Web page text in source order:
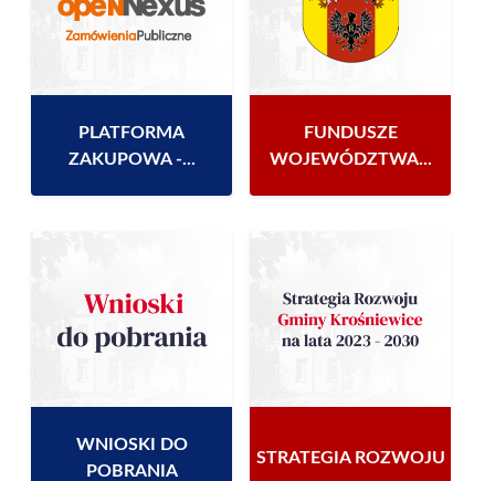
PLATFORMA
ZAKUPOWA -...
FUNDUSZE
WOJEWÓDZTWA...
WNIOSKI DO
POBRANIA
STRATEGIA ROZWOJU